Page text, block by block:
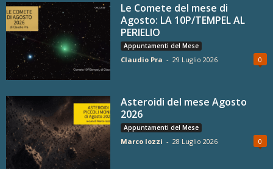
Le Comete del mese di
Agosto: LA 10P/TEMPEL AL
PERIELIO
Appuntamenti del Mese
Claudio Pra - 29 Luglio 2026 0
Asteroidi del mese Agosto
2026
Appuntamenti del Mese
Marco Iozzi - 28 Luglio 2026 0